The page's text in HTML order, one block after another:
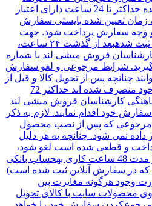
داشت. سفارش ثبت شده حداکثر تا 24 ساعت دارای اعتبار
زمان تعیین شده بایستی سفارش
سفارش پرداخت شود. جهت
پردازش مجدد سفارش ثبت شدهبعد از گذشت ۲۴ ساعت،
فروش میشی لند با شماره
بگیرید. شرایط مرجوعی و لغو سفارش
چنانچه پس از تحویل کالا و قبل از
نصب محصول از خرید خود منصرف شده اند حداکثر 72
کارشناسان فروش میشی لند
خود اقدام نمایند. لازم به ذکر
مرجوعی که پس از نصب محصول
داده نمی شود. چنانچه به هر دلیل
و قطعی شده است لغو شود،
وجه پرداختی حداکثر در مدت 48 ساعت کاری بهحساب بانکی
در سفارش آنلاین ثبت شده است)
وجود هرگونه مغایرت بین
محصولات سایت با کالای تحویل